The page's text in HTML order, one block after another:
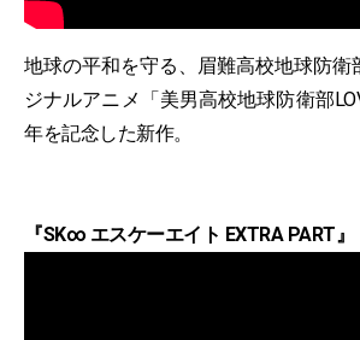
地球の平和を守る、眉難高校地球防衛
ジナルアニメ「美男高校地球防衛部
年を記念した新作。
『SK∞ エスケーエイト EXTRA PART』